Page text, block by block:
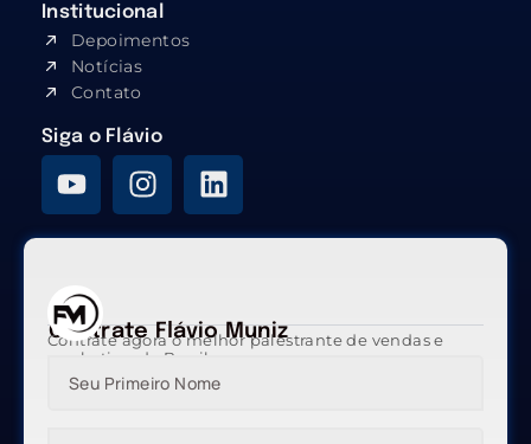
Institucional
Depoimentos
Notícias
Contato
Siga o Flávio
Contrate Flávio Muniz
Contrate agora o melhor palestrante de vendas e
marketing do Brasil